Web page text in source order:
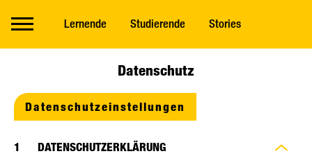
Lernende Studierende Stories
Datenschutz
Datenschutzeinstellungen
DATENSCHUTZERKLÄRUNG